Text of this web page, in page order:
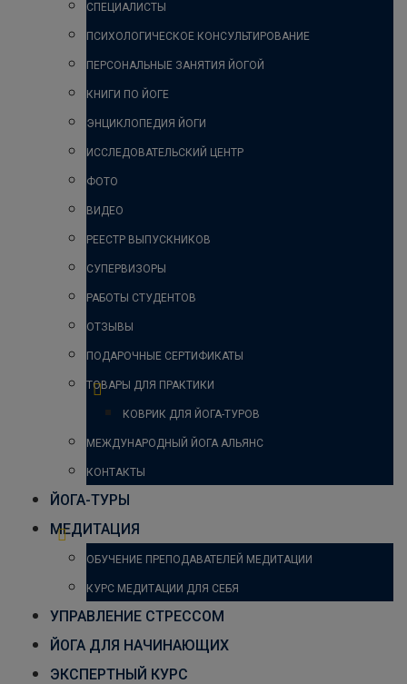
СПЕЦИАЛИСТЫ
ПСИХОЛОГИЧЕСКОЕ КОНСУЛЬТИРОВАНИЕ
ПЕРСОНАЛЬНЫЕ ЗАНЯТИЯ ЙОГОЙ
КНИГИ ПО ЙОГЕ
ЭНЦИКЛОПЕДИЯ ЙОГИ
ИССЛЕДОВАТЕЛЬСКИЙ ЦЕНТР
ФОТО
ВИДЕО
РЕЕСТР ВЫПУСКНИКОВ
СУПЕРВИЗОРЫ
РАБОТЫ СТУДЕНТОВ
ОТЗЫВЫ
ПОДАРОЧНЫЕ СЕРТИФИКАТЫ
ТОВАРЫ ДЛЯ ПРАКТИКИ
КОВРИК ДЛЯ ЙОГА-ТУРОВ
МЕЖДУНАРОДНЫЙ ЙОГА АЛЬЯНС
КОНТАКТЫ
ЙОГА-ТУРЫ
МЕДИТАЦИЯ
ОБУЧЕНИЕ ПРЕПОДАВАТЕЛЕЙ МЕДИТАЦИИ
КУРС МЕДИТАЦИИ ДЛЯ СЕБЯ
УПРАВЛЕНИЕ СТРЕССОМ
ЙОГА ДЛЯ НАЧИНАЮЩИХ
ЭКСПЕРТНЫЙ КУРС